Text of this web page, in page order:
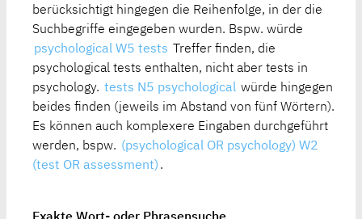
berücksichtigt hingegen die Reihenfolge, in der die
Suchbegriffe eingegeben wurden. Bspw. würde
psychological W5 tests Treffer finden, die
psychological tests enthalten, nicht aber tests in
psychology. tests N5 psychological würde hingegen
beides finden (jeweils im Abstand von fünf Wörtern).
Es können auch komplexere Eingaben durchgeführt
werden, bspw. (psychological OR psychology) W2
(test OR assessment) .
Exakte Wort- oder Phrasensuche